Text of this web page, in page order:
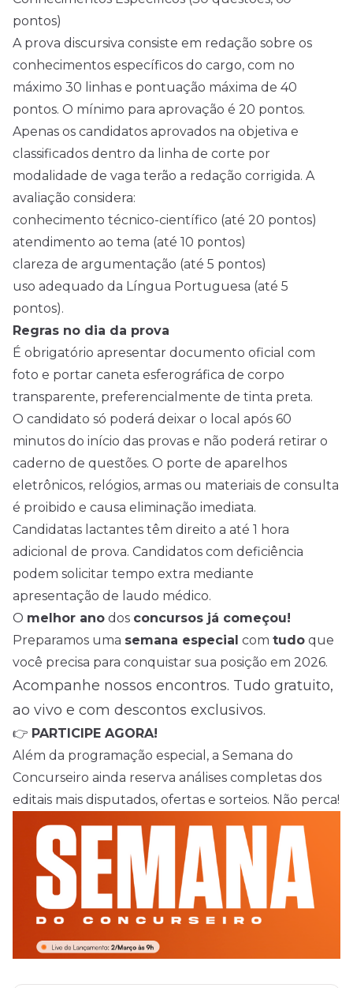
pontos)
A prova discursiva consiste em redação sobre os
conhecimentos específicos do cargo, com no
máximo 30 linhas e pontuação máxima de 40
pontos. O mínimo para aprovação é 20 pontos.
Apenas os candidatos aprovados na objetiva e
classificados dentro da linha de corte por
modalidade de vaga terão a redação corrigida. A
avaliação considera:
conhecimento técnico-científico (até 20 pontos)
atendimento ao tema (até 10 pontos)
clareza de argumentação (até 5 pontos)
uso adequado da Língua Portuguesa (até 5
pontos).
Regras no dia da prova
É obrigatório apresentar documento oficial com
foto e portar caneta esferográfica de corpo
transparente, preferencialmente de tinta preta.
O candidato só poderá deixar o local após 60
minutos do início das provas e não poderá retirar o
caderno de questões. O porte de aparelhos
eletrônicos, relógios, armas ou materiais de consulta
é proibido e causa eliminação imediata.
Candidatas lactantes têm direito a até 1 hora
adicional de prova. Candidatos com deficiência
podem solicitar tempo extra mediante
apresentação de laudo médico.
O melhor ano dos concursos já começou!
Preparamos uma semana especial com tudo que
você precisa para conquistar sua posição em 2026.
Acompanhe nossos encontros. Tudo gratuito,
ao vivo e com descontos exclusivos.
👉 PARTICIPE AGORA!
Além da programação especial, a Semana do
Concurseiro ainda reserva análises completas dos
editais mais disputados, ofertas e sorteios. Não perca!